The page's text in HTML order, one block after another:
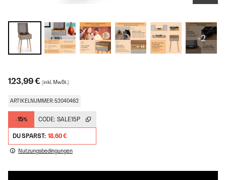
+2
123,99 € (inkl. MwSt.)
ARTIKELNUMMER: 52040462
-15% CODE: SALE15P
DU SPARST: 18,60 €
Nutzungsbedingungen